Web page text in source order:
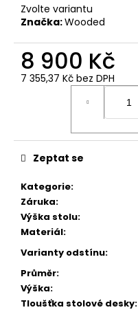
Zvolte variantu
Značka:Wooded
8 900 Kč
7 355,37 Kč bez DPH
Kategorie:
Záruka:
Výška stolu:
Materiál:
Varianty odstínu:
Průměr:
Výška:
Tloušťka stolové desky:
Zeptat se